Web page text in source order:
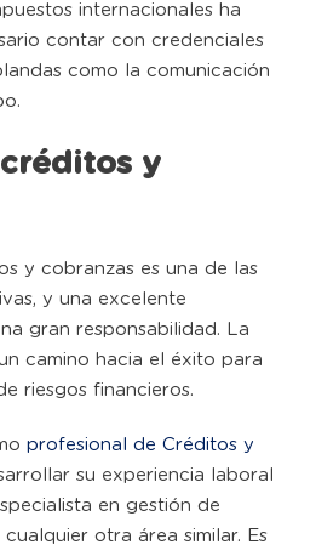
internacionales ha
contar con credenciales
como la comunicación
y
y cobranzas es una de las
y una excelente
gran responsabilidad. La
camino hacia el éxito para
riesgos financieros.
profesional de Créditos y
su experiencia laboral
en gestión de
otra área similar. Es